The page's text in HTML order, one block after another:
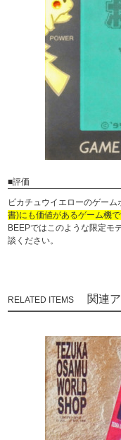
■評価
ピカチュウイエローのゲーム
書)にも価値があるゲーム機で
BEEPではこのような限定モ
談ください。
関連